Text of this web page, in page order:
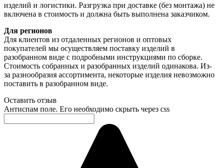
изделий и логистики. Разгрузка при доставке (без монтажа) не
включена в стоимость и должна быть выполнена заказчиком.
Для регионов
Для клиентов из отдаленных регионов и оптовых
покупателей мы осуществляем поставку изделий в
разобранном виде с подробными инструкциями по сборке.
Стоимость собранных и разобранных изделий одинакова. Из-
за разнообразия ассортимента, некоторые изделия невозможно
поставить в разобранном виде.
Оставить отзыв
Антиспам поле. Его необходимо скрыть через css